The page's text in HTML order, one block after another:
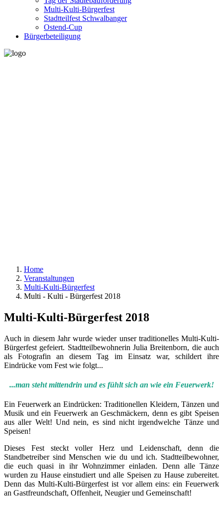
Multi-Kulti-Bürgerfest
Stadtteilfest Schwalbanger
Ostend-Cup
Bürgerbeteiligung
Home
Veranstaltungen
Multi-Kulti-Bürgerfest
Multi - Kulti - Bürgerfest 2018
Multi-Kulti-Bürgerfest 2018
Auch in diesem Jahr wurde wieder unser traditionelles Multi-Kulti-
Bürgerfest gefeiert. Stadtteilbewohnerin Julia Breitenborn, die auch
als Fotografin an diesem Tag im Einsatz war, schildert ihre
Eindrücke vom Fest wie folgt...
...man steht mittendrin und es fühlt sich an wie ein Feuerwerk!
Ein Feuerwerk an Eindrücken: Traditionellen Kleidern, Tänzen und
Musik und ein Feuerwerk an Geschmäckern, denn es gibt Speisen
aus aller Welt! Und nein, es sind nicht irgendwelche Tänze und
Speisen!
Dieses Fest steckt voller Herz und Leidenschaft, denn die
Standbetreiber sind Menschen wie du und ich. Stadtteilbewohner,
die euch quasi in ihr Wohnzimmer einladen. Denn alle Tänze
wurden zu Hause einstudiert und alle Speisen zu Hause zubereitet.
Denn das Multi-Kulti-Bürgerfest ist vor allem eins: ein Feuerwerk
an Gastfreundschaft, Offenheit, Neugier und Gemeinschaft!